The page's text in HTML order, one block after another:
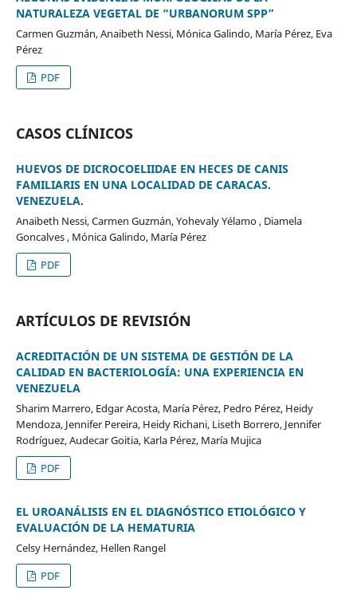
NATURALEZA VEGETAL DE “URBANORUM SPP”
Carmen Guzmán, Anaibeth Nessi, Mónica Galindo, María Pérez, Eva
Pérez
PDF
CASOS CLÍNICOS
HUEVOS DE DICROCOELIIDAE EN HECES DE CANIS
FAMILIARIS EN UNA LOCALIDAD DE CARACAS.
VENEZUELA.
Anaibeth Nessi, Carmen Guzmán, Yohevaly Yélamo , Diamela
Goncalves , Mónica Galindo, María Pérez
PDF
ARTÍCULOS DE REVISIÓN
ACREDITACIÓN DE UN SISTEMA DE GESTIÓN DE LA
CALIDAD EN BACTERIOLOGÍA: UNA EXPERIENCIA EN
VENEZUELA
Sharim Marrero, Edgar Acosta, María Pérez, Pedro Pérez, Heidy
Mendoza, Jennifer Pereira, Heidy Richani, Liseth Borrero, Jennifer
Rodríguez, Audecar Goitia, Karla Pérez, María Mujica
PDF
EL UROANÁLISIS EN EL DIAGNÓSTICO ETIOLÓGICO Y
EVALUACIÓN DE LA HEMATURIA
Celsy Hernández, Hellen Rangel
PDF